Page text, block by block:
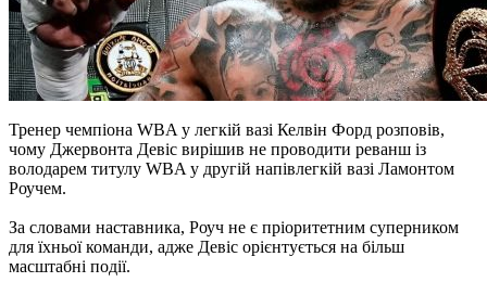
Тренер чемпіона WBA у легкій вазі Келвін Форд розповів,
чому Джервонта Девіс вирішив не проводити реванш із
володарем титулу WBA у другій напівлегкій вазі Ламонтом
Роучем.
За словами наставника, Роуч не є пріоритетним суперником
для їхньої команди, адже Девіс орієнтується на більш
масштабні події.